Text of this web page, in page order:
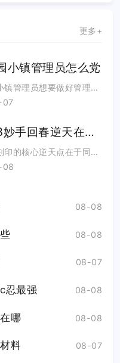
更多+
小镇管理员怎么党
摩尔庄园小镇管理员想要做好管理，核心是吃透全部管理权限、规范成员进出机制、统筹小镇建设与资源运营，同时维持社群...
07
影之刃3妙手回春逆天在哪里
妙手回春刻印的核心逆天点在于同步放大治疗回复与护盾双重收益，打破高难度副本输出和生存无法兼顾的固有玩法限制，单...
08
08-08
08-08
08-07
忍最强 08-08
哪 08-08
料 08-07